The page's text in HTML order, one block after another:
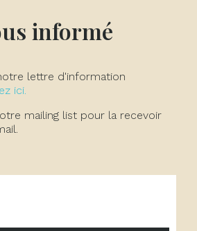
informé
lettre d'information
ici.
mailing list pour la recevoir